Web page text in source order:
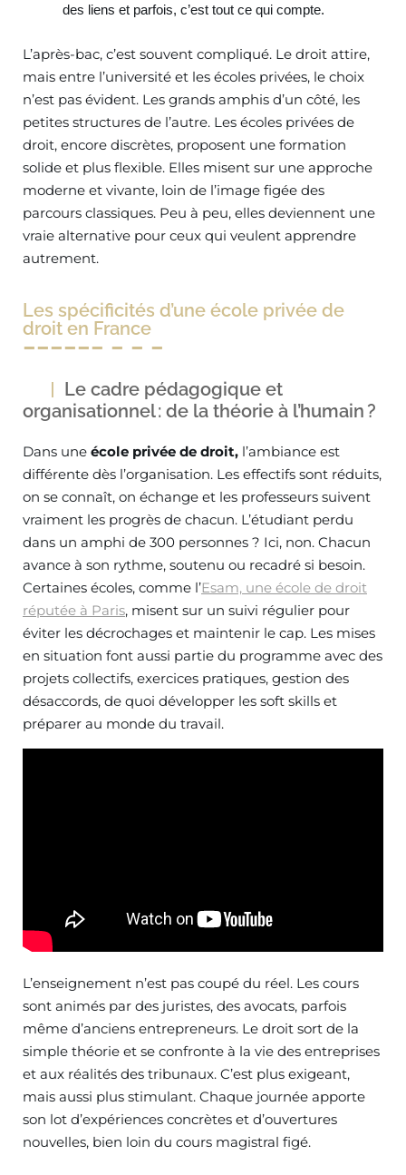
des liens et parfois, c’est tout ce qui compte.
L’après-bac, c’est souvent compliqué. Le droit attire,
mais entre l’université et les écoles privées, le choix
n’est pas évident. Les grands amphis d’un côté, les
petites structures de l’autre. Les écoles privées de
droit, encore discrètes, proposent une formation
solide et plus flexible. Elles misent sur une approche
moderne et vivante, loin de l’image figée des
parcours classiques. Peu à peu, elles deviennent une
vraie alternative pour ceux qui veulent apprendre
autrement.
Les spécificités d’une école privée de
droit en France
Le cadre pédagogique et
organisationnel : de la théorie à l’humain ?
Dans une école privée de droit, l’ambiance est
différente dès l’organisation. Les effectifs sont réduits,
on se connaît, on échange et les professeurs suivent
vraiment les progrès de chacun. L’étudiant perdu
dans un amphi de 300 personnes ? Ici, non. Chacun
avance à son rythme, soutenu ou recadré si besoin.
Certaines écoles, comme l’Esam, une école de droit
réputée à Paris, misent sur un suivi régulier pour
éviter les décrochages et maintenir le cap. Les mises
en situation font aussi partie du programme avec des
projets collectifs, exercices pratiques, gestion des
désaccords, de quoi développer les soft skills et
préparer au monde du travail.
L’enseignement n’est pas coupé du réel. Les cours
sont animés par des juristes, des avocats, parfois
même d’anciens entrepreneurs. Le droit sort de la
simple théorie et se confronte à la vie des entreprises
et aux réalités des tribunaux. C’est plus exigeant,
mais aussi plus stimulant. Chaque journée apporte
son lot d’expériences concrètes et d’ouvertures
nouvelles, bien loin du cours magistral figé.